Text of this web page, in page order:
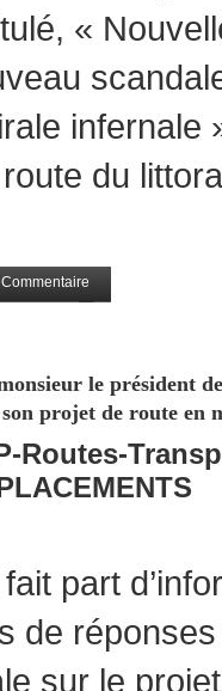
«
infernale
du
le président
projet de route en
Routes-
part
de
sur le